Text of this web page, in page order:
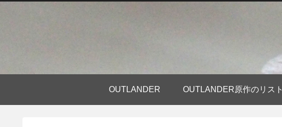
OUTLANDER OUTLANDER原作のリスト